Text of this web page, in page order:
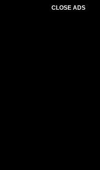
CLOSE ADS